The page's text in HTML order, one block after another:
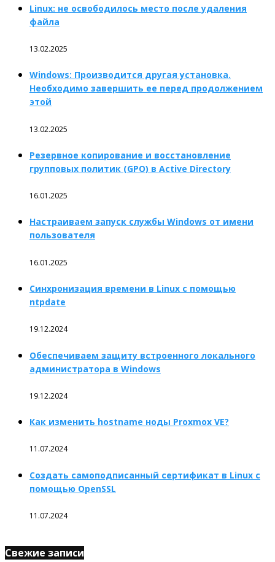
Linux: не освободилось место после удаления
файла
13.02.2025
Windows: Производится другая установка.
Необходимо завершить ее перед продолжением
этой
13.02.2025
Резервное копирование и восстановление
групповых политик (GPO) в Active Directory
16.01.2025
Настраиваем запуск службы Windows от имени
пользователя
16.01.2025
Синхронизация времени в Linux с помощью
ntpdate
19.12.2024
Обеспечиваем защиту встроенного локального
администратора в Windows
19.12.2024
Как изменить hostname ноды Proxmox VE?
11.07.2024
Создать самоподписанный сертификат в Linux с
помощью OpenSSL
11.07.2024
Свежие записи